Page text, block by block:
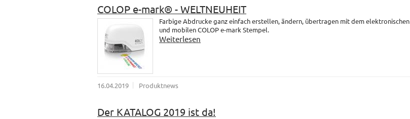
COLOP e-mark® - WELTNEUHEIT
Farbige Abdrucke ganz einfach erstellen, ändern, übertragen mit dem elektronischen
und mobilen COLOP e-mark Stempel.
Weiterlesen
16.04.2019 Produktnews
Der KATALOG 2019 ist da!